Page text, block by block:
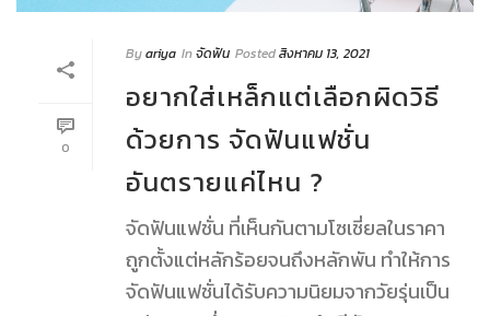
0
Byariya Inจัดฟัน Postedสิงหาคม 13, 2021
อยากใส่เหล็กแต่เลือกผิดวิธี
ด้วยการ จัดฟันแฟชั่น
อันตรายแค่ไหน ?
จัดฟันแฟชั่น ที่เห็นกันตามโซเชี่ยลในราคา
ถูกตั้งแต่หลักร้อยจนถึงหลักพัน ทำให้การ
จัดฟันแฟชั่นได้รับความนิยมจากวัยรุ่นเป็น